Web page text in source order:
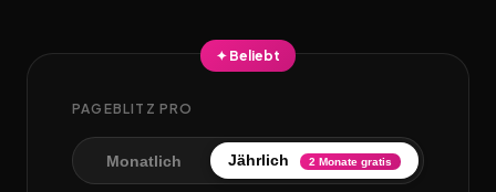
✦ Beliebt
PAGEBLITZ PRO
Monatlich Jährlich 2 Monate gratis